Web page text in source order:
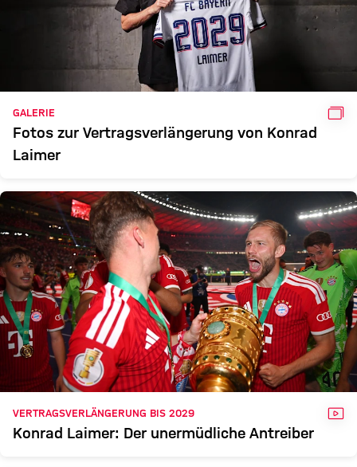
GALERIE
Fotos zur Vertragsverlängerung von Konrad
Laimer
VERTRAGSVERLÄNGERUNG BIS 2029
Konrad Laimer: Der unermüdliche Antreiber